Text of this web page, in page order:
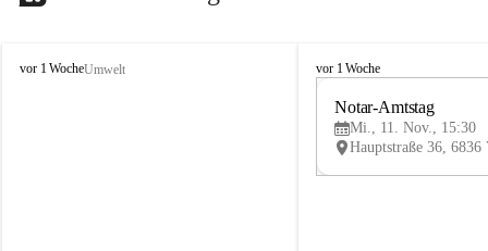
V
vor 1 WocheUmwelt
V
vor 1 Woche
Notar-Amtstag
Mi., 11. Nov., 15:30